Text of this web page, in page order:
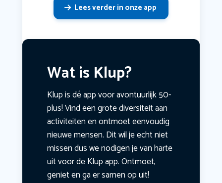
Lees verder in onze app
Wat is Klup?
Klup is dé app voor avontuurlijk 50-
plus! Vind een grote diversiteit aan
activiteiten en ontmoet eenvoudig
nieuwe mensen. Dit wil je echt niet
missen dus we nodigen je van harte
uit voor de Klup app. Ontmoet,
geniet en ga er samen op uit!